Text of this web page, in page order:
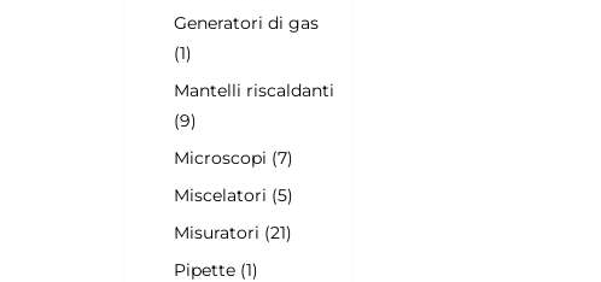
Generatori di gas
(1)
Mantelli riscaldanti
(9)
Microscopi (7)
Miscelatori (5)
Misuratori (21)
Pipette (1)